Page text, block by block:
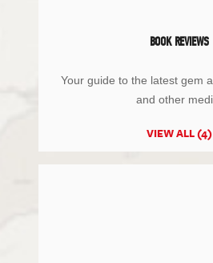
BOOK REVIEWS
Your guide to the latest gem
and other
VIEW ALL (4)